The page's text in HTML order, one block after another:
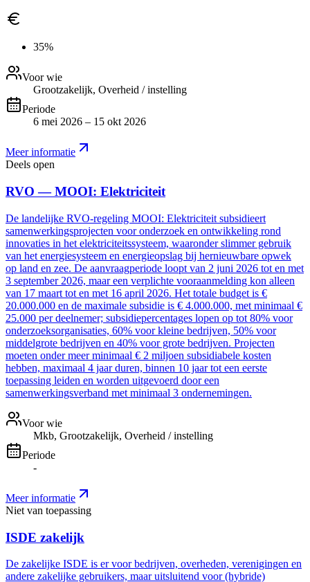
35%
Voor wie
Grootzakelijk, Overheid / instelling
Periode
6 mei 2026 – 15 okt 2026
Meer informatie
Deels open
RVO — MOOI: Elektriciteit
De landelijke RVO-regeling MOOI: Elektriciteit subsidieert
samenwerkingsprojecten voor onderzoek en ontwikkeling rond
innovaties in het elektriciteitssysteem, waaronder slimmer gebruik
van het energiesysteem en energieopslag bij hernieuwbare opwek
op land en zee. De aanvraagperiode loopt van 2 juni 2026 tot en met
3 september 2026, maar een verplichte vooraanmelding kon alleen
van 17 maart tot en met 16 april 2026. Het totale budget is €
20.000.000 en de maximale subsidie is € 4.000.000, met minimaal €
25.000 per deelnemer; subsidiepercentages lopen op tot 80% voor
onderzoeksorganisaties, 60% voor kleine bedrijven, 50% voor
middelgrote bedrijven en 40% voor grote bedrijven. Projecten
moeten onder meer minimaal € 2 miljoen subsidiabele kosten
hebben, maximaal 4 jaar duren, binnen 10 jaar tot een eerste
toepassing leiden en worden uitgevoerd door een
samenwerkingsverband met minimaal 3 ondernemingen.
Voor wie
Mkb, Grootzakelijk, Overheid / instelling
Periode
-
Meer informatie
Niet van toepassing
ISDE zakelijk
De zakelijke ISDE is er voor bedrijven, overheden, verenigingen en
andere zakelijke gebruikers, maar uitsluitend voor (hybride)